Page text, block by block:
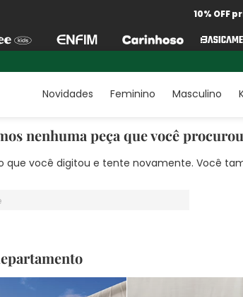
10% OFF
Novidades Feminino Masculino
nenhuma peça que você
que você digitou e tente novamente. Você